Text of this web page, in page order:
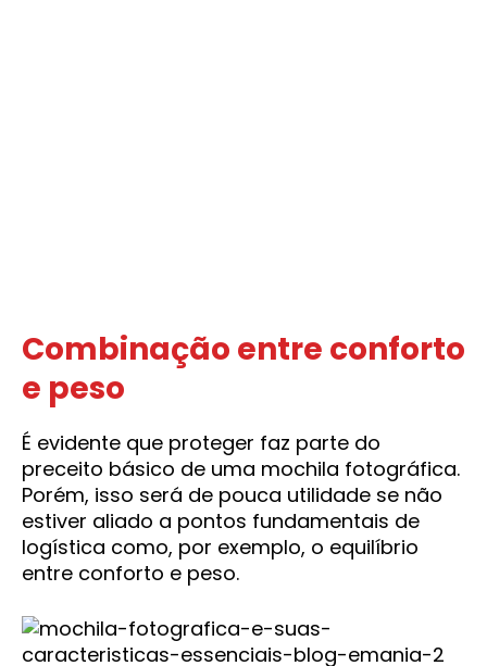
Combinação entre conforto
e peso
É evidente que proteger faz parte do
preceito básico de uma mochila fotográfica.
Porém, isso será de pouca utilidade se não
estiver aliado a pontos fundamentais de
logística como, por exemplo, o equilíbrio
entre conforto e peso.